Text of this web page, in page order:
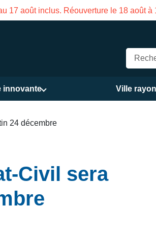
17 août inclus. Réouverture le 18 août à
innovante Ville
24 décembre
Civil sera